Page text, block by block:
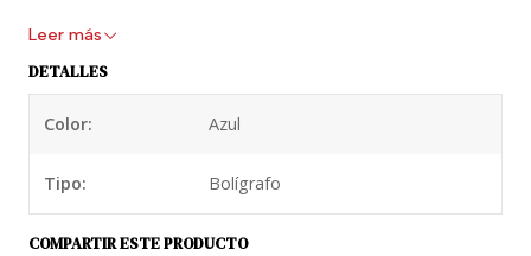
normalmente reservado a piezas de joyería o
platería. El cuerpo se graba individualmente con la
piezas únicas de sorprendente textura. No hay dos
piezas idénticas, ya que cada una es fruto de un
exclusivo trabajo artesanal.
Leer más
DETALLES
Color: Azul
Tipo: Bolígrafo
COMPARTIR ESTE PRODUCTO